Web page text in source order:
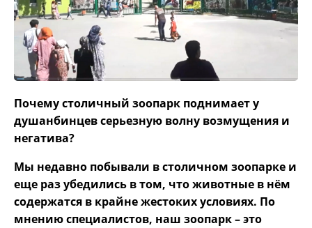
Почему столичный зоопарк поднимает у
душанбинцев серьезную волну возмущения и
негатива?
Мы недавно побывали в столичном зоопарке и
еще раз убедились в том, что животные в нём
содержатся в крайне жестоких условиях. По
мнению специалистов, наш зоопарк – это